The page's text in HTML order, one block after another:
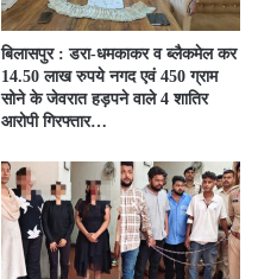
बिलासपुर : डरा-धमकाकर व ब्लैकमेल कर
14.50 लाख रुपये नगद एवं 450 ग्राम
सोने के जेवरात हड़पने वाले 4 शातिर
आरोपी गिरफ्तार…